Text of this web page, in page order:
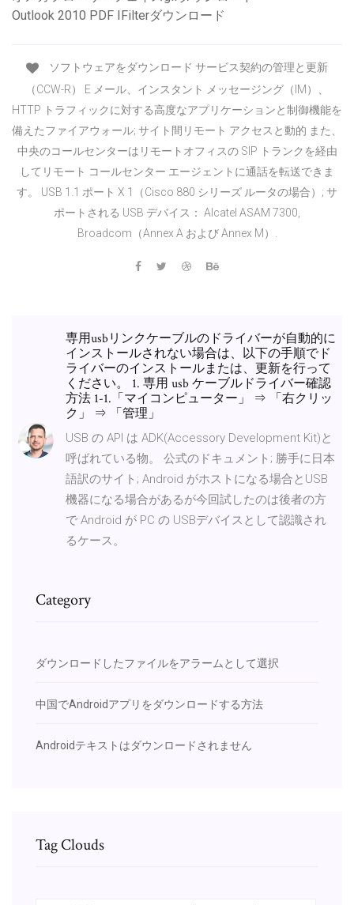
Outlook 2010 PDF IFilterダウンロード
ソフトウェアをダウンロード サービス契約の管理と更新
（CCW-R） E メール、インスタント メッセージング（IM）、
HTTP トラフィックに対する高度なアプリケーションと制御機能を
備えたファイアウォール; サイト間リモート アクセスと動的 また、
中央のコールセンターはリモートオフィスの SIP トランクを経由
してリモート コールセンター エージェントに通話を転送できま
す。 USB 1.1 ポート X 1（Cisco 880 シリーズ ルータの場合）; サ
ポートされる USB デバイス： Alcatel ASAM 7300,
Broadcom（Annex A および Annex M）.
専用usbリンクケーブルのドライバーが自動的に
インストールされない場合は、以下の手順でド
ライバーのインストールまたは、更新を行って
ください。 1. 専用 usb ケーブルドライバー確認
方法 1-1.「マイコンピューター」 ⇒ 「右クリッ
ク」 ⇒ 「管理」
USB の API は ADK(Accessory Development Kit)と
呼ばれている物。 公式のドキュメント; 勝手に日本
語訳のサイト; Android がホストになる場合とUSB
機器になる場合があるが今回試したのは後者の方
で Android が PC の USBデバイスとして認識され
るケース。
Category
ダウンロードしたファイルをアラームとして選択
中国でAndroidアプリをダウンロードする方法
Androidテキストはダウンロードされません
Tag Clouds